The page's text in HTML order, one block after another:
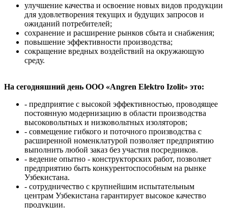
улучшение качества и освоение новых видов продукции
для удовлетворения текущих и будущих запросов и
ожиданий потребителей;
сохранение и расширение рынков сбыта и снабжения;
повышение эффективности производства;
сокращение вредных воздействий на окружающую
среду.
На сегодняшний день ООО «Angren Elektro Izolit» это:
- предприятие с высокой эффективностью, проводящее
постоянную модернизацию в области производства
высоковольтных и низковольтных изоляторов;
- совмещение гибкого и поточного производства с
расширенной номенклатурой позволяет предприятию
выполнить любой заказ без участия посредников.
- ведение опытно - конструкторских работ, позволяет
предприятию быть конкурентоспособным на рынке
Узбекистана.
- сотрудничество с крупнейшим испытательным
центрам Узбекистана гарантирует высокое качество
продукции.